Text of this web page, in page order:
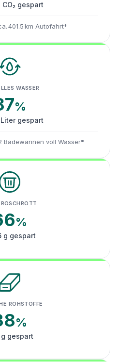
CO₂ gespart
401.5 km Autofahrt*
WASSER
%
gespart
Badewannen voll Wasser*
%
g gespart
ROHSTOFFE
%
g gespart